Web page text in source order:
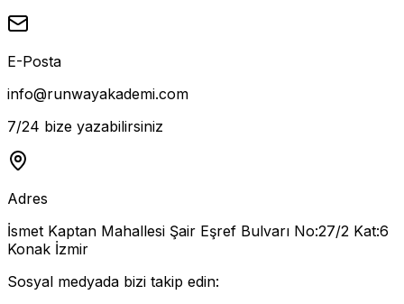
E-Posta
info@runwayakademi.com
7/24 bize yazabilirsiniz
Adres
İsmet Kaptan Mahallesi Şair Eşref Bulvarı No:27/2 Kat:6
Konak İzmir
Sosyal medyada bizi takip edin: